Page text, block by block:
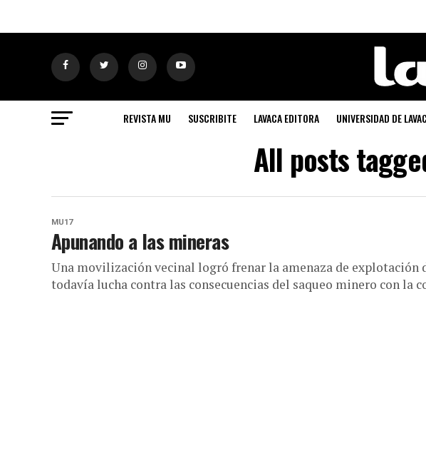
REVISTA MU SUSCRIBITE LAVACA EDITORA UNIVERSIDAD DE
All posts
MU17
Apunando a las mineras
Una movilización vecinal logró frenar la amenaza de explotación
todavía lucha contra las consecuencias del saqueo minero con la